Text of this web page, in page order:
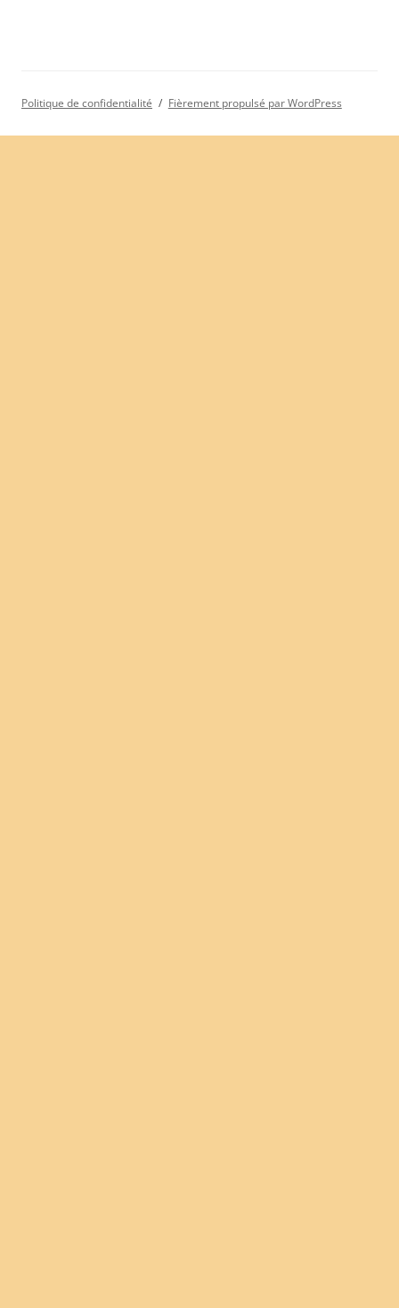
Politique de confidentialité Fièrement propulsé par WordPress